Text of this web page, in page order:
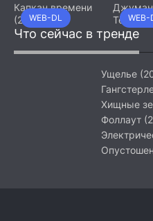
WEB-DL
Капкан времени
(2026)
WEB-
Тёмный
(2026)
Что сейчас в тренде
Ущелье
Хищные
Фоллаут